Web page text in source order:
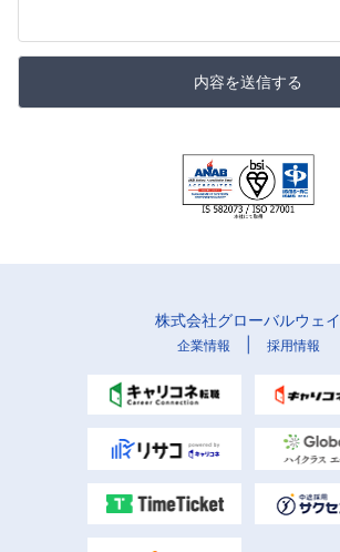
内容を送信する
株式会社グローバルウェイ
企業情報 採用情報